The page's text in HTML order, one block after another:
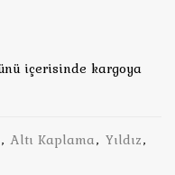
içerisinde kargoya
, Altı Kaplama, Yıldız,